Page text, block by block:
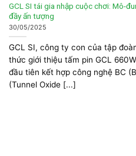
GCL SI tái gia nhập cuộc chơi: Mô-
đầy ấn tượng
30/05/2025
GCL SI, công ty con của tập
thức giới thiệu tấm pin GCL
đầu tiên kết hợp công nghệ BC
(Tunnel Oxide [...]